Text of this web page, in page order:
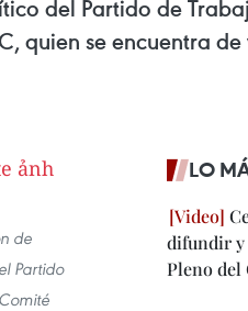
del Partido de
quien se encuentra
de
Partido
LO
difundir y
Pleno del